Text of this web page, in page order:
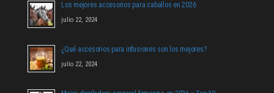
Los mejores accesorios para caballos en 2026
julio 22, 2024
¿Qué accesorios para infusiones son los mejores?
julio 22, 2024